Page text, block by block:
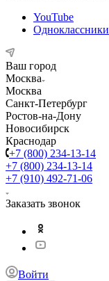
YouTube
Одноклассники
Ваш город
Москва
Москва
Санкт-Петербург
Ростов-на-Дону
Новосибирск
Краснодар
+7 (800) 234-13-14
+7 (800) 234-13-14
+7 (910) 492-71-06
Заказать звонок
Войти